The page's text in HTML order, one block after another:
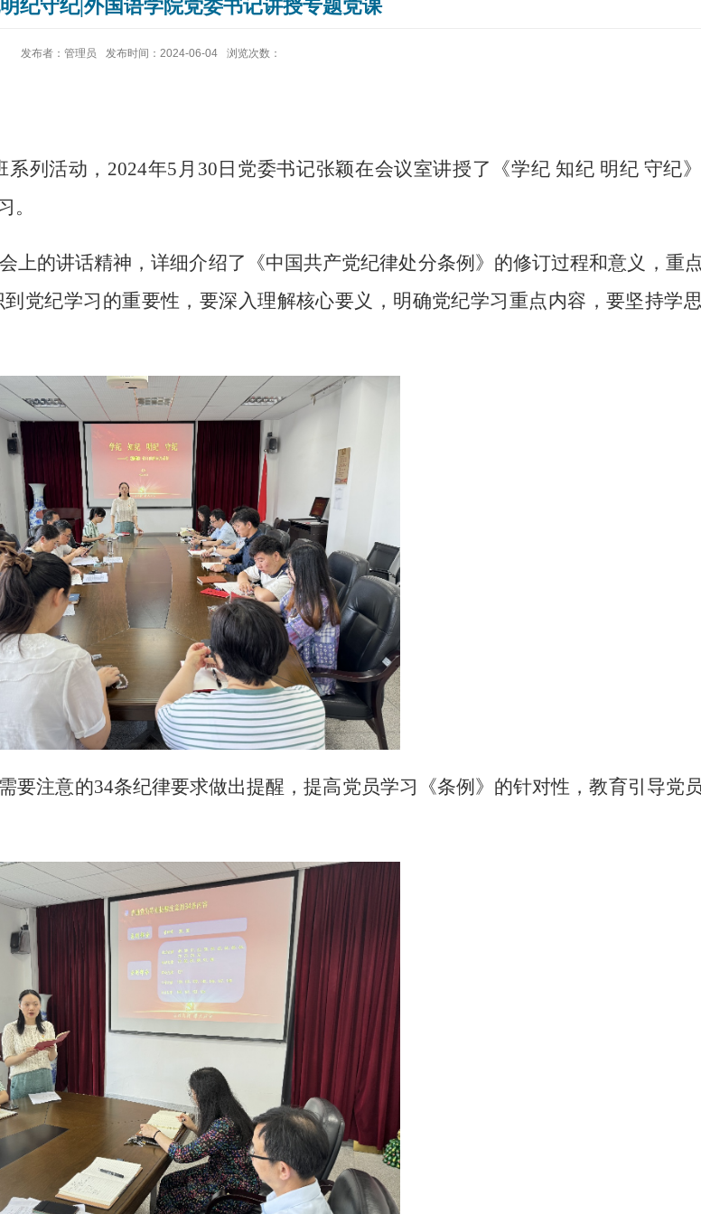
纪守纪|外国语学院党委书记讲授专题党课
发布者：管理员 发布时间：2024-06-04 浏览次数：
列活动， 2024年5 月 30 日党委书记张颖在会议室讲授了《学纪 知纪 明纪 守纪
。
上的讲话精神，详细介绍了《中国共产党纪律处分条例》的修订过程和意义，重
党纪学习的重要性，要深入理解核心要义，明确党纪学习重点内容，要坚持学
要注意的34条纪律要求做出提醒，提高党员学习《条例》的针对性，教育引导党